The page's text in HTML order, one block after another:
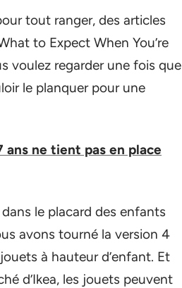
tout ranger, des articles
to Expect When You’re
voulez regarder une fois que
le planquer pour une
ne tient pas en place
le placard des enfants
avons tourné la version 4
à hauteur d’enfant. Et
d’Ikea, les jouets peuvent